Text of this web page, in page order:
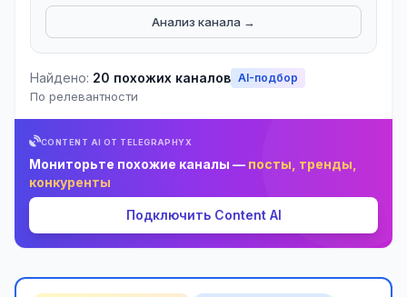
Анализ канала →
Найдено: 20 похожих каналов AI-подбор
По релевантности
CONTENT AI ОТ TELEGRAPHYX
Мониторьте похожие каналы — посты, тренды,
конкуренты
Подключить Content AI